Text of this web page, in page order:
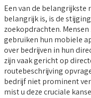
Een van de belangrijkste
belangrijk is, is de
zoekopdrachten.
gebruiken hun mobiele
over bedrijven in hun
zijn vaak gericht op
routebeschrijving
bedrijf niet prominent
mist u deze cruciale